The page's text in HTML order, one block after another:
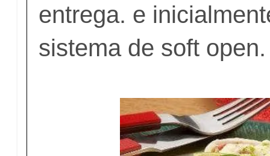
entrega. e
sistema de soft open.